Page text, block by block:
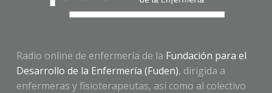
Radio online de enfermería de la Fundación para el
Desarrollo de la Enfermería (Fuden), dirigida a
enfermeras y fisioterapeutas, así como al colectivo